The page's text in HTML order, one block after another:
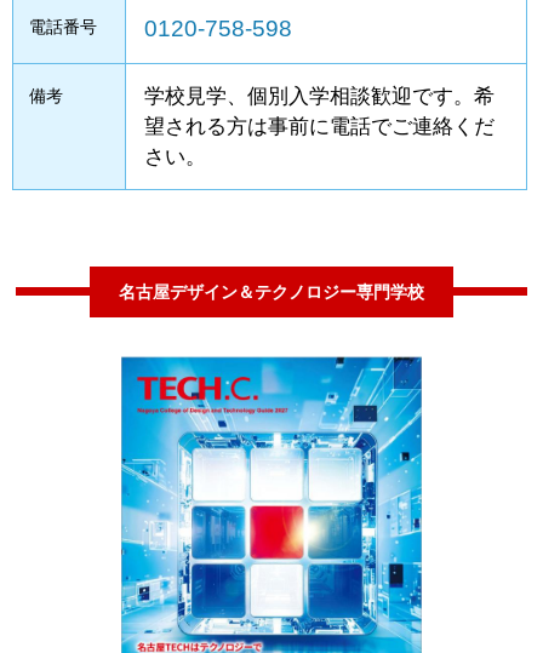
電話番号 0120-758-598
備考
学校見学、個別入学相談歓迎です。希
望される方は事前に電話でご連絡くだ
さい。
名古屋デザイン＆テクノロジー専門学校